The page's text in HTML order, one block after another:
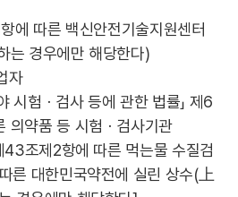
에 따른 백신안전기술지원센터
는 경우에만 해당한다)
자
시험ㆍ검사 등에 관한 법률」 제6
의약품 등 시험ㆍ검사기관
43조제2항에 따른 먹는물 수질검
른 대한민국약전에 실린 상수(上